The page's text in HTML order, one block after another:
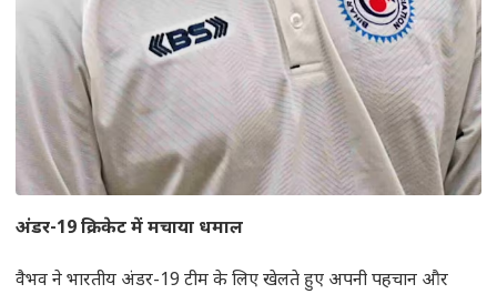
अंडर-19क्रिकेट में मचाया धमाल
वैभव ने भारतीय अंडर-19 टीम के लिए खेलते हुए अपनी पहचान और